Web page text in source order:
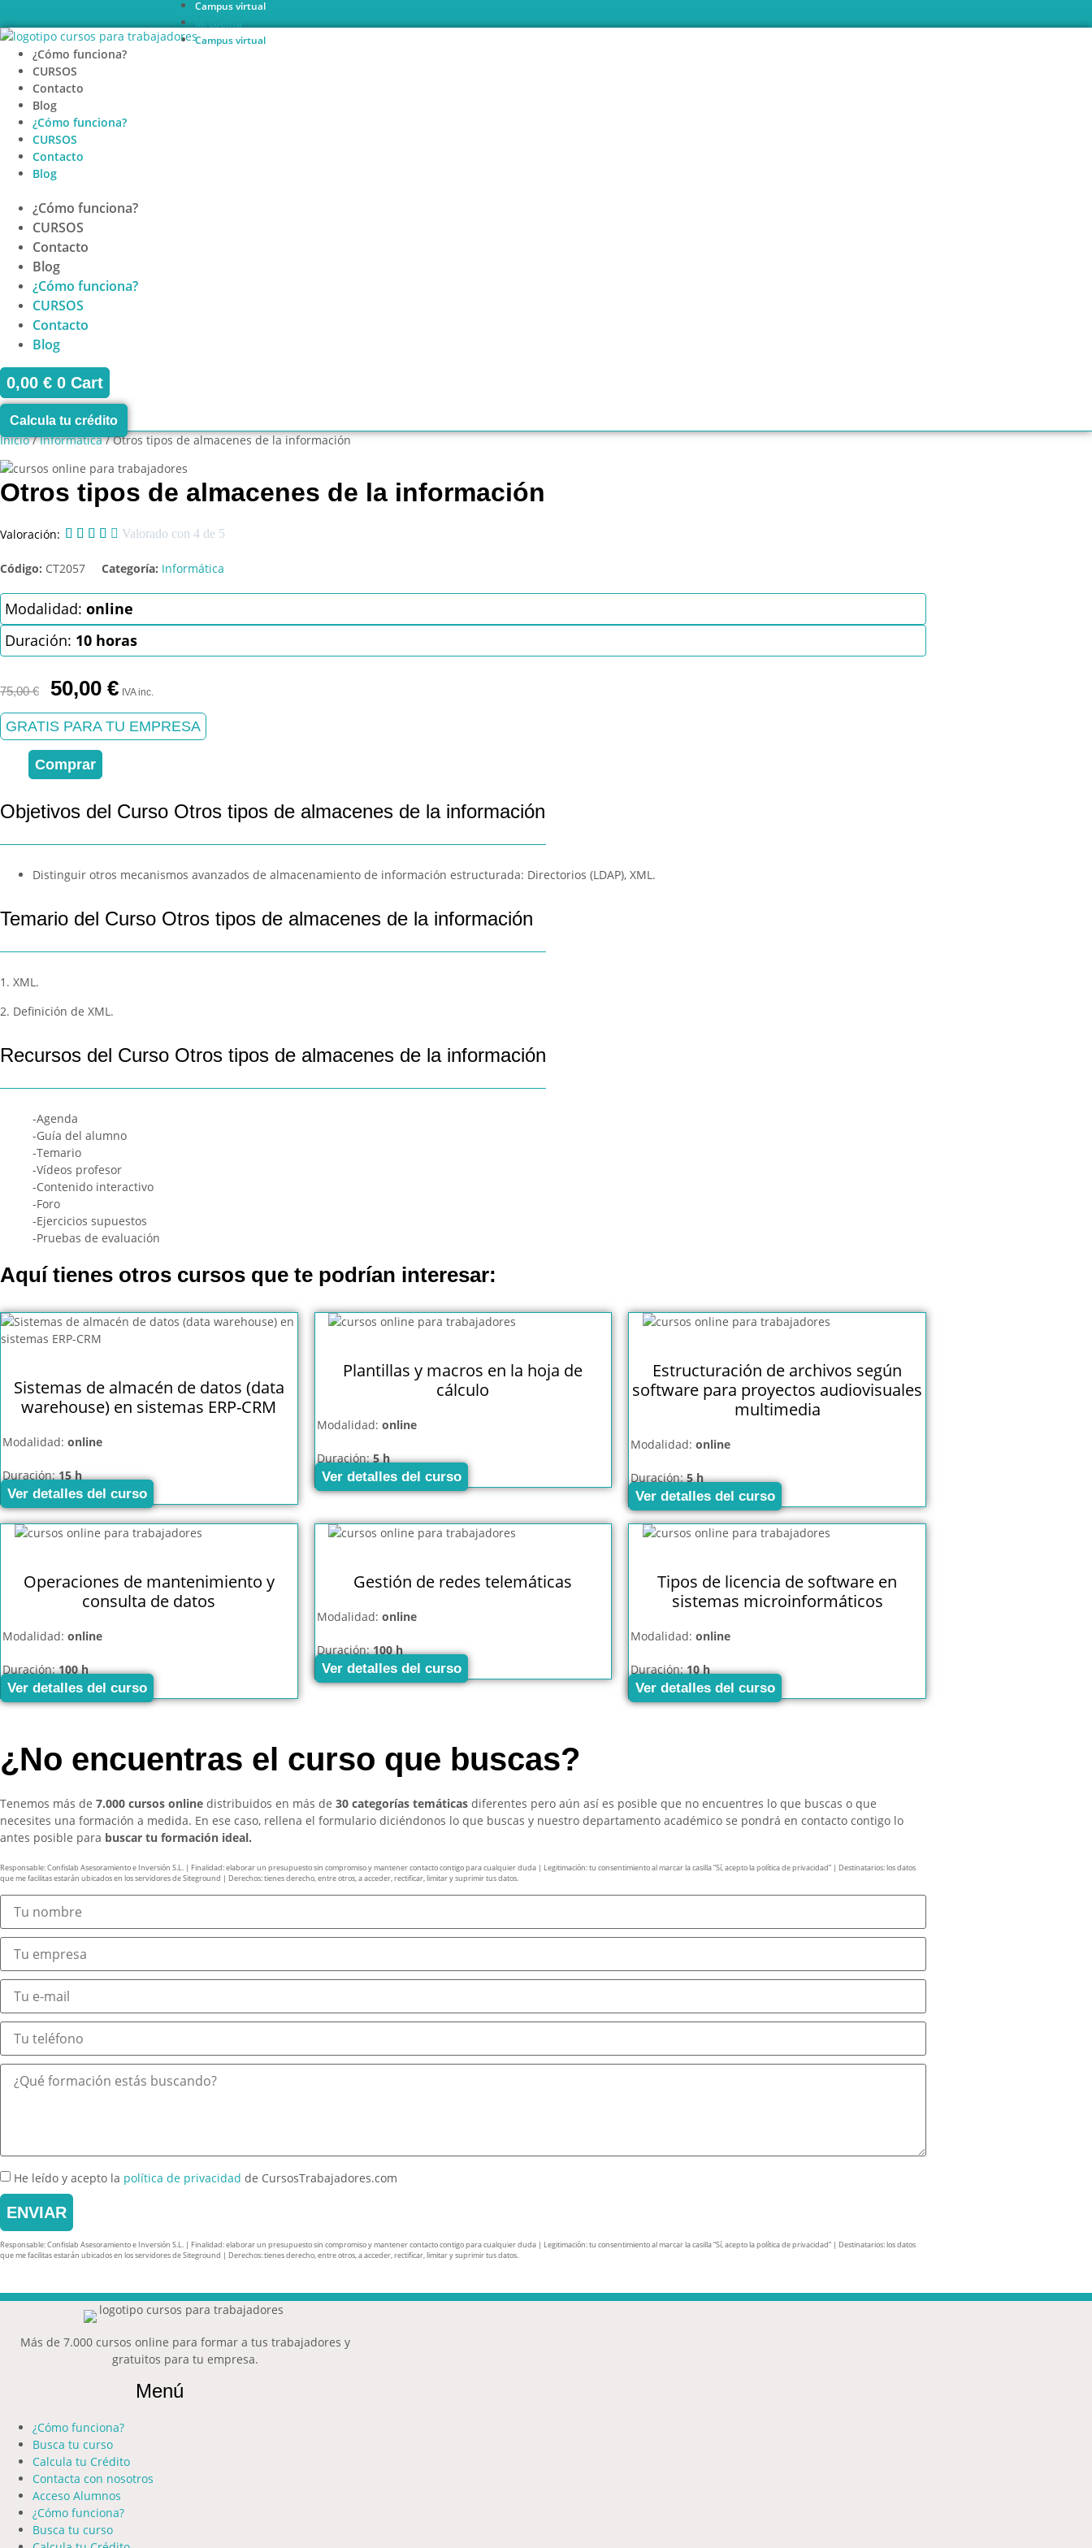
al
contenido
Campus virtual
Mi cuenta
Campus virtual
¿Cómo funciona?
CURSOS
Contacto
Blog
¿Cómo funciona?
CURSOS
Contacto
Blog
¿Cómo funciona?
CURSOS
Contacto
Blog
¿Cómo funciona?
CURSOS
Contacto
Blog
0,00 € 0 Cart
Calcula tu crédito
Inicio/Informática/ Otros tipos de almacenes de la información
Otros tipos de almacenes de la información
Valoración:      Valorado con 4 de 5
Código: CT2057 Categoría: Informática
Modalidad: online
Duración: 10 horas
75,00€
El
precio
original
era:
75,00 €.
50,00 €El
precio
actual
es:
IVA inc.
GRATIS PARA TU EMPRESA
Comprar
Objetivos del Curso Otros tipos de almacenes de la información
Distinguir otros mecanismos avanzados de almacenamiento de información estructurada: Directorios (LDAP), XML.
Temario del Curso Otros tipos de almacenes de la información
1. XML.
2. Definición de XML.
Recursos del Curso Otros tipos de almacenes de la información
-Agenda
-Guía del alumno
-Temario
-Vídeos profesor
-Contenido interactivo
-Foro
-Ejercicios supuestos
-Pruebas de evaluación
Aquí tienes otros cursos que te podrían interesar:
Sistemas de almacén de datos (data
warehouse) en sistemas ERP-CRM
Modalidad: online
Duración:15 h
Ver detalles del curso
Plantillas y macros en la hoja de
cálculo
Modalidad: online
Duración:5 h
Ver detalles del curso
Estructuración de archivos según
software para proyectos audiovisuales
multimedia
Modalidad:online
Duración:5 h
Ver detalles del curso
Operaciones de mantenimiento y
consulta de datos
Modalidad: online
Duración:100 h
Ver detalles del curso
Gestión de redes telemáticas
Modalidad: online
Duración:100 h
Ver detalles del curso
Tipos de licencia de software en
sistemas microinformáticos
Modalidad:online
Duración:10 h
Ver detalles del curso
¿No encuentras el curso que buscas?
Tenemos más de 7.000 cursos online distribuidos en más de 30 categorías temáticas diferentes pero aún así es posible que no encuentres lo que buscas o que
necesites una formación a medida. En ese caso, rellena el formulario diciéndonos lo que buscas y nuestro departamento académico se pondrá en contacto contigo lo
antes posible para buscar tu formación ideal.
Responsable: Confislab Asesoramiento e Inversión S.L. | Finalidad: elaborar un presupuesto sin compromiso y mantener contacto contigo para cualquier duda | Legitimación: tu consentimiento al marcar la casilla “Sí, acepto la política de privacidad” | Destinatarios: los datos
que me facilitas estarán ubicados en los servidores de Siteground | Derechos: tienes derecho, entre otros, a acceder, rectificar, limitar y suprimir tus datos.
He leído y acepto la política de privacidad de CursosTrabajadores.com
ENVIAR
Responsable: Confislab Asesoramiento e Inversión S.L. | Finalidad: elaborar un presupuesto sin compromiso y mantener contacto contigo para cualquier duda | Legitimación: tu consentimiento al marcar la casilla “Sí, acepto la política de privacidad” | Destinatarios: los datos
que me facilitas estarán ubicados en los servidores de Siteground | Derechos: tienes derecho, entre otros, a acceder, rectificar, limitar y suprimir tus datos.
Más de 7.000 cursos online para formar a tus trabajadores y
gratuitos para tu empresa.
Menú
¿Cómo funciona?
Busca tu curso
Calcula tu Crédito
Contacta con nosotros
Acceso Alumnos
¿Cómo funciona?
Busca tu curso